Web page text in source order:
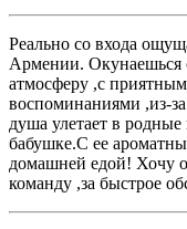
Реально со входа
Армении. Окунаешься
атмосферу ,с
воспоминаниями ,из-
душа улетает в
бабушке.С ее
домашней едой! Хочу
команду ,за быстрое